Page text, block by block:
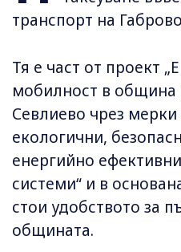
транспорт на
Тя е част от проект
мобилност в
Севлиево чрез мерки
екологични,
енергийно
системи“ и в
стои удобството за
общината.